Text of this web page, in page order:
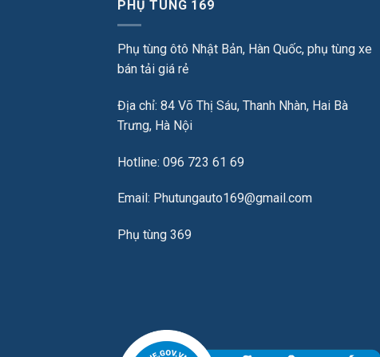
PHỤ TÙNG 169
Phụ tùng ôtô Nhật Bản, Hàn Quốc, phụ tùng xe
bán tải giá rẻ
Địa chỉ: 84 Võ Thị Sáu, Thanh Nhàn, Hai Bà
Trưng, Hà Nội
Hotline: 096 723 61 69
Email: Phutungauto169@gmail.com
Phụ tùng 369